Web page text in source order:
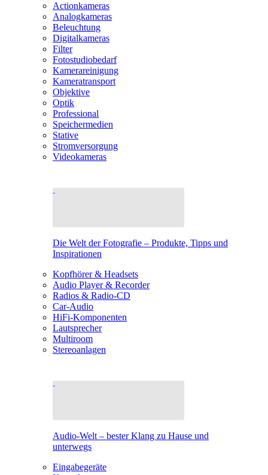
Actionkameras
Analogkameras
Beleuchtung
Digitalkameras
Filter
Fotostudiobedarf
Kamerareinigung
Kameratransport
Objektive
Optik
Professional
Speichermedien
Stative
Stromversorgung
Videokameras
Die Welt der Fotografie – Produkte, Tipps und
Inspirationen
Kopfhörer & Headsets
Audio Player & Recorder
Radios & Radio-CD
Car-Audio
HiFi-Komponenten
Lautsprecher
Multiroom
Stereoanlagen
Audio-Welt – bester Klang zu Hause und
unterwegs
Eingabegeräte